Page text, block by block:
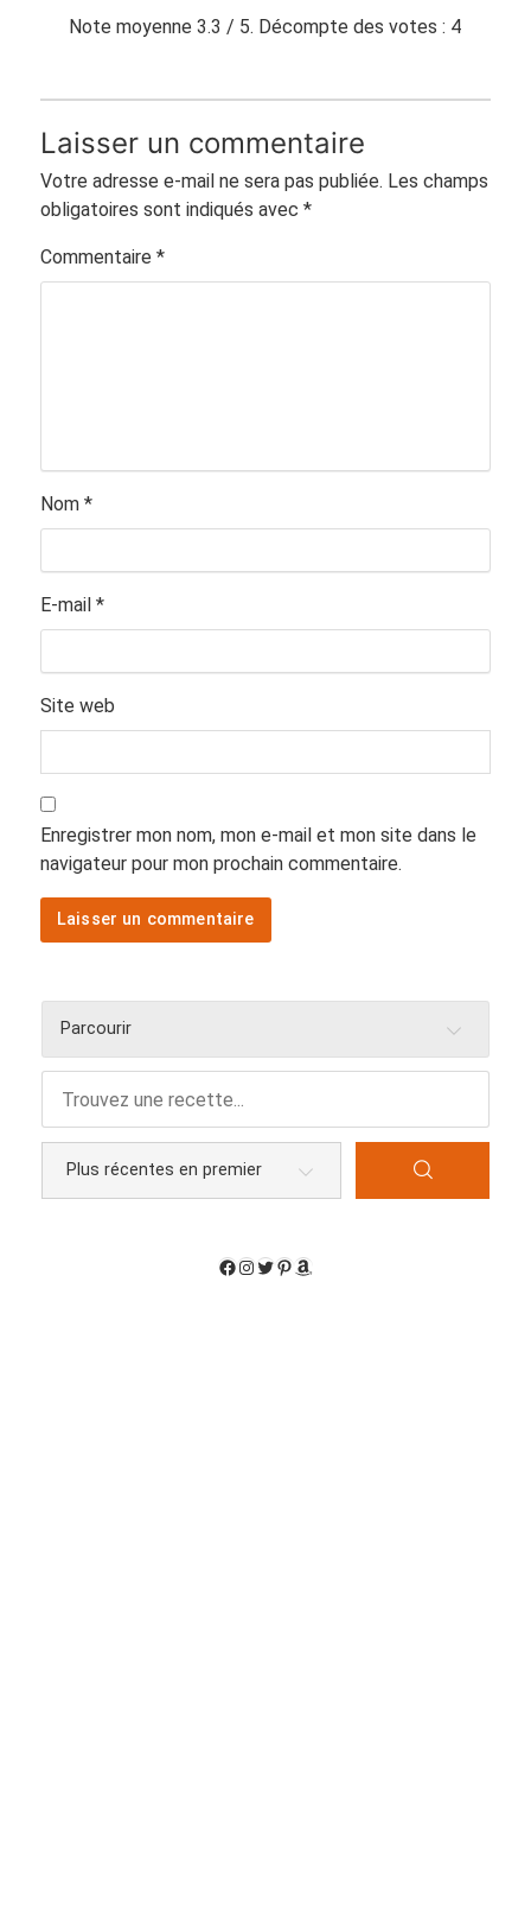
Note moyenne3.3 / 5. Décompte des votes : 4
Laisser un commentaire
Votre adresse e-mail ne sera pas publiée. Les champs
obligatoires sont indiqués avec *
Commentaire *
Nom *
E-mail *
Site web
Enregistrer mon nom, mon e-mail et mon site dans le
navigateur pour mon prochain commentaire.
Parcourir